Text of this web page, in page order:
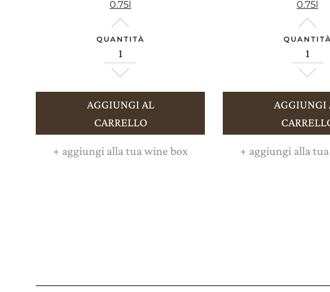
0.75l
QUANTITÀ
AGGIUNGI AL
CARRELLO
+ aggiungi alla tua wine box
0.75l
QUANTITÀ
AGGIUNGI
+ aggiungi alla